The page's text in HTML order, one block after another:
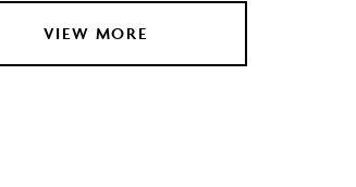
VIEW MORE